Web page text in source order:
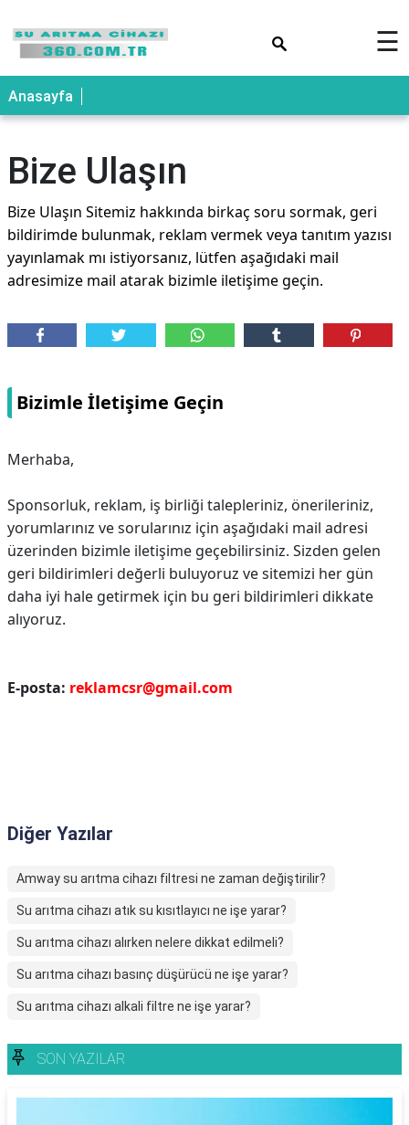
☰
Anasayfa
Bize Ulaşın
Bize Ulaşın Sitemiz hakkında birkaç soru sormak, geri
bildirimde bulunmak, reklam vermek veya tanıtım yazısı
yayınlamak mı istiyorsanız, lütfen aşağıdaki mail
adresimize mail atarak bizimle iletişime geçin.
Bizimle İletişime Geçin
Merhaba,
Sponsorluk, reklam, iş birliği talepleriniz, önerileriniz,
yorumlarınız ve sorularınız için aşağıdaki mail adresi
üzerinden bizimle iletişime geçebilirsiniz. Sizden gelen
geri bildirimleri değerli buluyoruz ve sitemizi her gün
daha iyi hale getirmek için bu geri bildirimleri dikkate
alıyoruz.
E-posta: reklamcsr@gmail.com
Diğer Yazılar
Amway su arıtma cihazı filtresi ne zaman değiştirilir?
Su arıtma cihazı atık su kısıtlayıcı ne işe yarar?
Su arıtma cihazı alırken nelere dikkat edilmeli?
Su arıtma cihazı basınç düşürücü ne işe yarar?
Su arıtma cihazı alkali filtre ne işe yarar?
SON YAZILAR